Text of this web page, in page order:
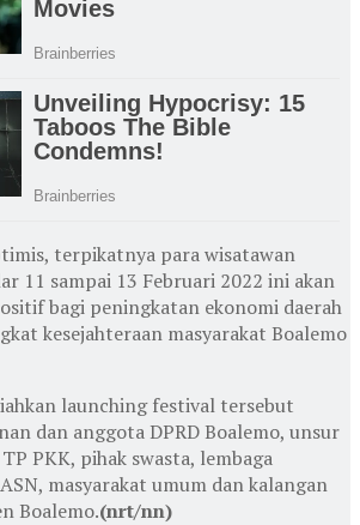
terpikatnya para wisatawan
11 sampai 13 Februari 2022 ini akan
bagi peningkatan ekonomi daerah
kesejahteraan masyarakat Boalemo
launching festival tersebut
dan anggota DPRD Boalemo, unsur
PKK, pihak swasta, lembaga
masyarakat umum dan kalangan
Boalemo.(nrt/nn)